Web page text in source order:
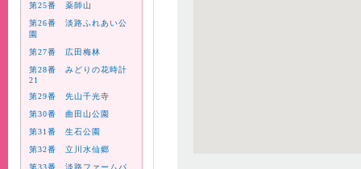
第25番 薬師山
第26番 淡路ふれあい公
園
第27番 広田梅林
第28番 みどりの花時計
21
第29番 先山千光寺
第30番 曲田山公園
第31番 生石公園
第32番 立川水仙郷
第33番 淡路ファームパ